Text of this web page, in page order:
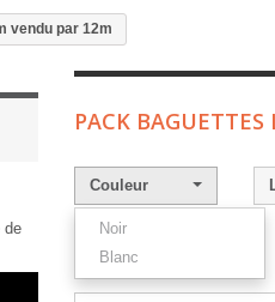
vendu par 12m
de
PACK
Couleur
Noir
Blanc
Résultats 1 - 2 sur 2.